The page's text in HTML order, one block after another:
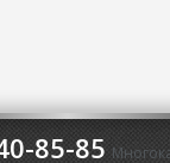
85-85